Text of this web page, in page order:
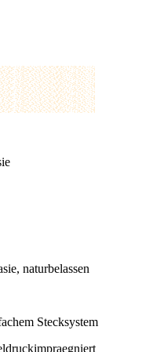
naturbelassen
Stecksystem